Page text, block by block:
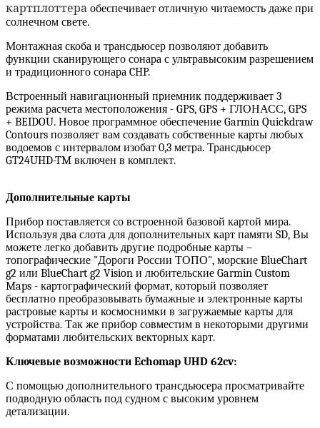
картплоттера обеспечивает отличную читаемость даже при
солнечном свете.
Монтажная скоба и трансдьюсер позволяют добавить
функции сканирующего сонара с ультравысоким разрешением
и традиционного сонара CHP.
Встроенный навигационный приемник поддерживает 3
режима расчета местоположения - GPS, GPS + ГЛОНАСС, GPS
+ BEIDOU. Новое программное обеспечение Garmin Quickdraw
Contours позволяет вам создавать собственные карты любых
водоемов с интервалом изобат 0,3 метра. Трансдьюсер
GT24UHD-TM включен в комплект.
Дополнительные карты
Прибор поставляется со встроенной базовой картой мира.
Используя два слота для дополнительных карт памяти SD, Вы
можете легко добавить другие подробные карты –
топографические "Дороги России ТОПО", морские BlueChart
g2 или BlueChart g2 Vision и любительские Garmin Custom
Maps - картографический формат, который позволяет
бесплатно преобразовывать бумажные и электронные карты
растровые карты и космоснимки в загружаемые карты для
устройства. Так же прибор совместим в некоторыми другими
форматами любительских векторных карт.
Ключевые возможности Echomap UHD 62cv:
С помощью дополнительного трансдьюсера просматривайте
подводную область под судном с высоким уровнем
детализации.